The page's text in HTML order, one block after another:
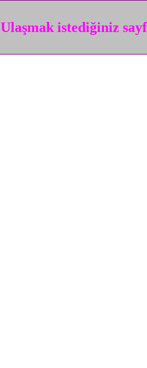
Ulaşmak istediğiniz